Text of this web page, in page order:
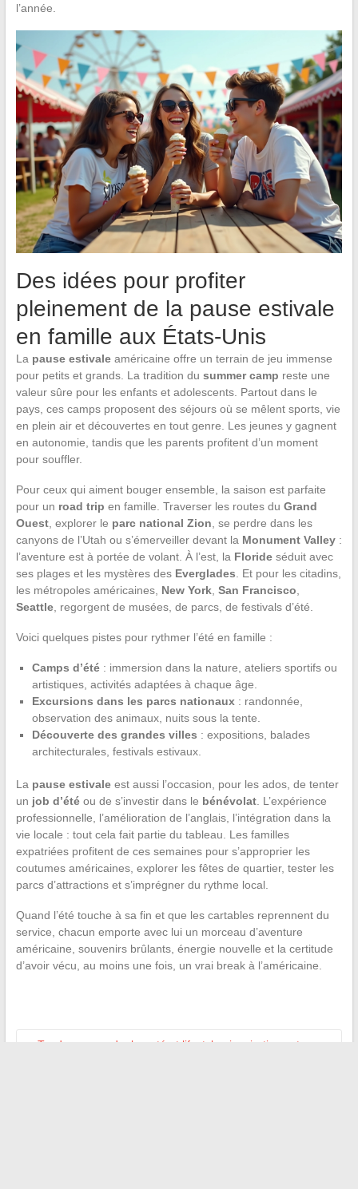
l’année.
Des idées pour profiter
pleinement de la pause estivale
en famille aux États-Unis
La pause estivaleaméricaine offre un terrain de jeu immense
pour petits et grands. La tradition du summer camp reste une
valeur sûre pour les enfants et adolescents. Partout dans le
pays, ces camps proposent des séjours où se mêlent sports, vie
en plein air et découvertes en tout genre. Les jeunes y gagnent
en autonomie, tandis que les parents profitent d’un moment
pour souffler.
Pour ceux qui aiment bouger ensemble, la saison est parfaite
pour un road trip en famille. Traverser les routes du Grand
Ouest, explorer le parc national Zion, se perdre dans les
canyons de l’Utah ou s’émerveiller devant la Monument Valley:
l’aventure est à portée de volant. À l’est, la Florideséduit avec
ses plages et les mystères des Everglades. Et pour les citadins,
les métropoles américaines, New York, San Francisco,
Seattle, regorgent de musées, de parcs, de festivals d’été.
Voici quelques pistes pour rythmer l’été en famille :
Camps d’été: immersion dans la nature, ateliers sportifs ou
artistiques, activités adaptées à chaque âge.
Excursions dans les parcs nationaux: randonnée,
observation des animaux, nuits sous la tente.
Découverte des grandes villes : expositions, balades
architecturales, festivals estivaux.
La pause estivaleest aussi l’occasion, pour les ados, de tenter
un job d’étéou de s’investir dans le bénévolat. L’expérience
professionnelle, l’amélioration de l’anglais, l’intégration dans la
vie locale : tout cela fait partie du tableau. Les familles
expatriées profitent de ces semaines pour s’approprier les
coutumes américaines, explorer les fêtes de quartier, tester les
parcs d’attractions et s’imprégner du rythme local.
Quand l’été touche à sa fin et que les cartables reprennent du
service, chacun emporte avec lui un morceau d’aventure
américaine, souvenirs brûlants, énergie nouvelle et la certitude
d’avoir vécu, au moins une fois, un vrai break à l’américaine.
Tendances mode, beauté et lifestyle : inspirations et